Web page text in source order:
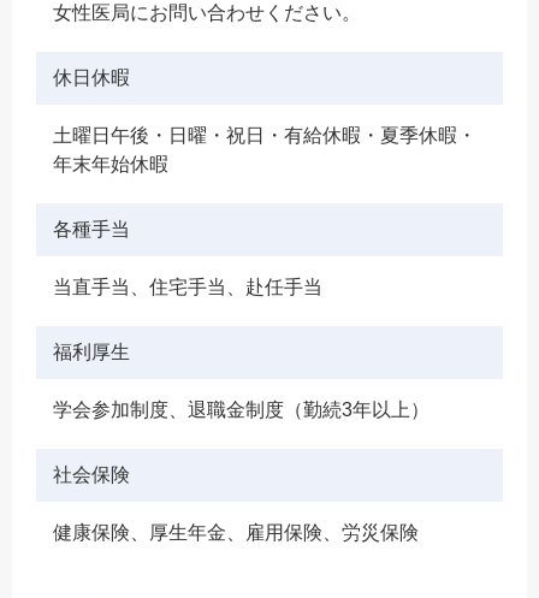
女性医局にお問い合わせください。
休日休暇
土曜日午後・日曜・祝日・有給休暇・夏季休暇・
年末年始休暇
各種手当
当直手当、住宅手当、赴任手当
福利厚生
学会参加制度、退職金制度（勤続3年以上）
社会保険
健康保険、厚生年金、雇用保険、労災保険